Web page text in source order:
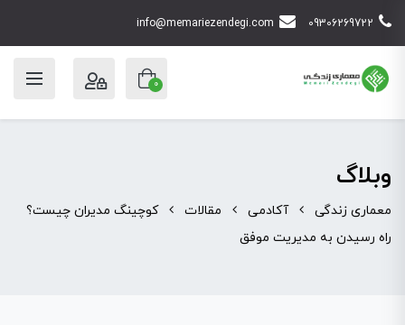
09306269722
info@memariezendegi.com
0
وبلاگ
معماری زندگی آکادمی مقالات
کوچینگ مدیران چیست؟
راه رسیدن به مدیریت موفق